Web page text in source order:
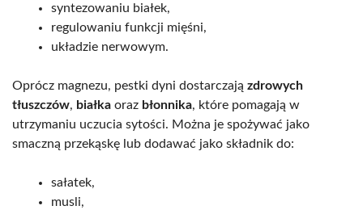
syntezowaniu białek,
regulowaniu funkcji mięśni,
układzie nerwowym.
Oprócz magnezu, pestki dyni dostarczają zdrowych
tłuszczów, białka oraz błonnika, które pomagają w
utrzymaniu uczucia sytości. Można je spożywać jako
smaczną przekąskę lub dodawać jako składnik do:
sałatek,
musli,